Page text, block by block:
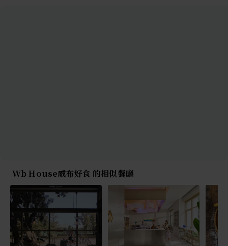
Wb House威布好食 的相似餐廳